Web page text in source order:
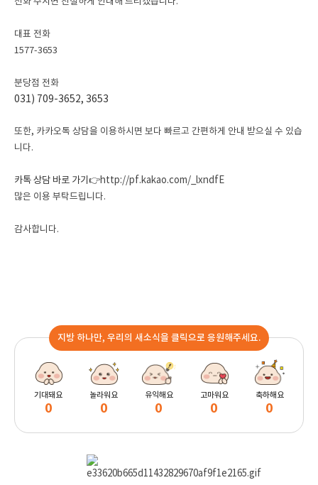
대표 전화
1577-3653
분당점 전화
031) 709-3652, 3653
또한, 카카오톡 상담을 이용하시면 보다 빠르고 간편하게 안내 받으실 수 있습
니다.
카톡 상담 바로 가기👉http://pf.kakao.com/_lxndfE
많은 이용 부탁드립니다.
감사합니다.
지방 하나만, 우리의 새소식을 클릭으로 응원해주세요.
기대돼요
0
놀라워요
0
유익해요
0
고마워요
0
축하해요
0